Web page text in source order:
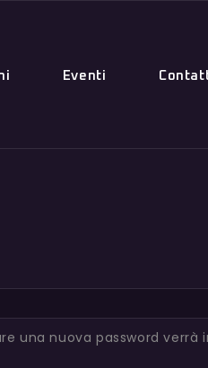
Eventi
una nuova password verrà